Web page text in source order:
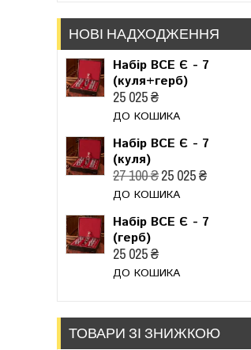
НОВІ НАДХОДЖЕННЯ
Набір ВСЕ Є - 7
(куля+герб)
25 025 ₴
ДО КОШИКА
Набір ВСЕ Є - 7
(куля)
27 100 ₴25 025 ₴
ДО КОШИКА
Набір ВСЕ Є - 7
(герб)
25 025 ₴
ДО КОШИКА
ТОВАРИ ЗІ ЗНИЖКОЮ